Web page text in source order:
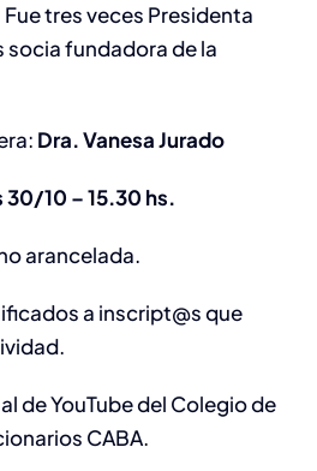
tres veces Presidenta
socia fundadora de la
Dra. Vanesa Jurado
30/10 – 15.30 hs.
arancelada.
a inscript@s que
de YouTube del Colegio de
CABA.